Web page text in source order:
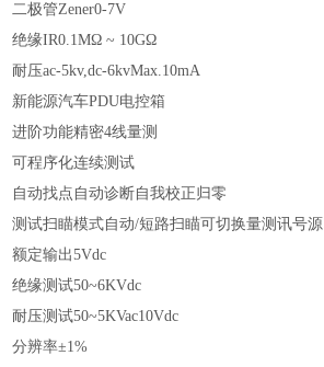
二极管Zener0-7V
绝缘IR0.1MΩ ~ 10GΩ
耐压ac-5kv,dc-6kvMax.10mA
新能源汽车PDU电控箱
进阶功能精密4线量测
可程序化连续测试
自动找点自动诊断自我校正归零
测试扫瞄模式自动/短路扫瞄可切换量测讯号源
额定输出5Vdc
绝缘测试50~6KVdc
耐压测试50~5KVac10Vdc
分辨率±1%